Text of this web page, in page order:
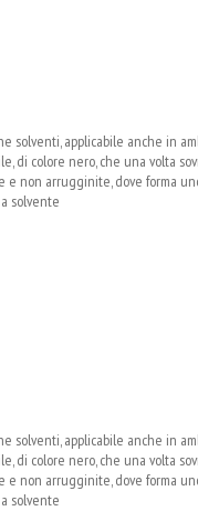
solventi, applicabile anche in
di colore nero, che una volta
non arrugginite, dove forma
solvente
solventi, applicabile anche in
di colore nero, che una volta
non arrugginite, dove forma
solvente